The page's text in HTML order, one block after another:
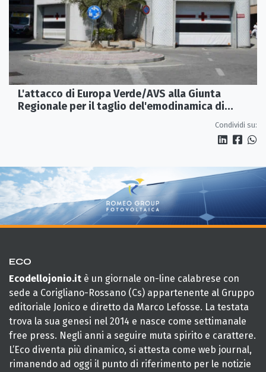
L'attacco di Europa Verde/AVS alla Giunta
Regionale per il taglio del'emodinamica di
Condividi su:
ECO
Ecodellojonio.it è un giornale on-line calabrese con
sede a Corigliano-Rossano (Cs) appartenente al Gruppo
editoriale Jonico e diretto da Marco Lefosse. La testata
trova la sua genesi nel 2014 e nasce come settimanale
free press. Negli anni a seguire muta spirito e carattere.
L’Eco diventa più dinamico, si attesta come web journal,
rimanendo ad oggi il punto di riferimento per le notizie